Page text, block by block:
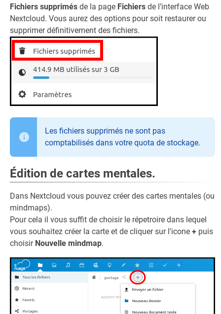
Fichiers supprimés de la page Fichiers de l’interface Web
Nextcloud. Vous aurez des options pour soit restaurer ou
supprimer définitivement des fichiers.
Les fichiers supprimés ne sont pas
comptabilisés dans votre quota de stockage.
Édition de cartes mentales.
Dans Nextcloud vous pouvez créer des cartes mentales (ou
mindmaps).
Pour cela il vous suffit de choisir le répetroire dans lequel
vous souhaitez créer la carte et de cliquer sur l'icone + puis
choisir Nouvelle mindmap.